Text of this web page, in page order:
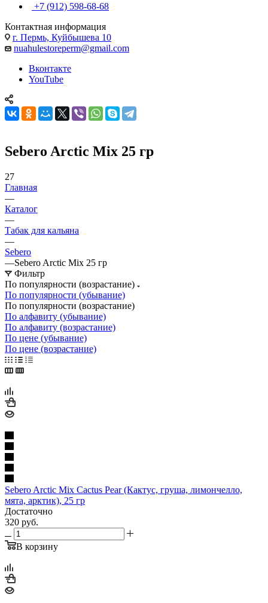
+7 (912) 598-68-68
Контактная информация
г. Пермь, Куйбышева 10
nuahulestoreperm@gmail.com
Вконтакте
YouTube
Sebero Arctic Mix 25 гр
27
Главная
—
Каталог
—
Табак для кальяна
—
Sebero
—Sebero Arctic Mix 25 гр
Фильтр
По популярности (возрастание)
По популярности (убывание)
По популярности (возрастание)
По алфавиту (убывание)
По алфавиту (возрастание)
По цене (убывание)
По цене (возрастание)
Sebero Arctic Mix Cactus Pear (Кактус, груша, лимончелло,
мята, арктик), 25 гр
Достаточно
320 руб.
В корзину